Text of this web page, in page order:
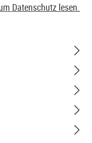
for
Datenschutz lesen.